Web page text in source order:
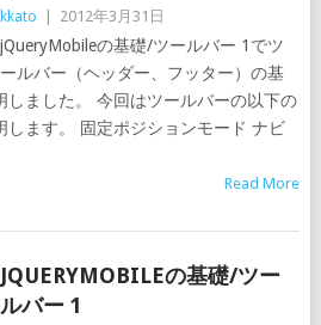
kkato 2012年3月31日
jQueryMobileの基礎/ツールバー 1でツ
ールバー（ヘッダー、フッター）の基
しました。 今回はツールバーの以下の
します。 固定ポジションモード ナビ
Read More
JQUERYMOBILEの基礎/ツー
ルバー 1